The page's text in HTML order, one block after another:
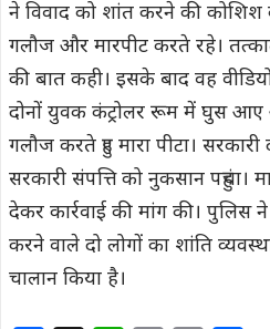
ने विवाद को शांत करने की कोशिश
गलौज और मारपीट करते रहे।
की बात कही। इसके बाद वह
दोनों युवक कंट्रोलर रूम में घुस आए
गलौज करते हुए मारा पीटा।
सरकारी संपत्ति को नुकसान पहुंचा।
देकर कार्रवाई की मांग की। पुलिस ने
करने वाले दो लोगों का शांति
चालान किया है।